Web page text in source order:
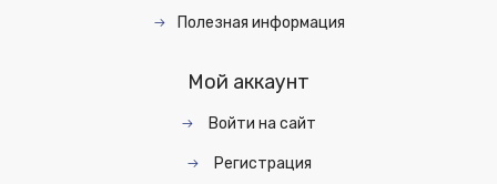
Полезная информация
Мой аккаунт
Войти на сайт
Регистрация